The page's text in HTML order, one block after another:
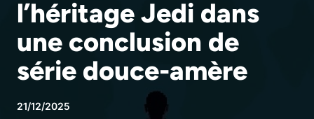
l’héritage Jedi dans
une conclusion de
série douce-amère
21/12/2025